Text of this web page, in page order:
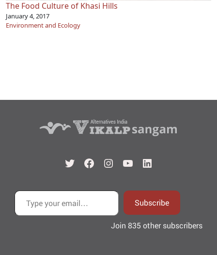
The Food Culture of Khasi Hills
January 4, 2017
Environment and Ecology
TwitterFacebook
Instagram
YouTubeLinkedIn
Type your email…
Subscribe
Join 835 other subscribers